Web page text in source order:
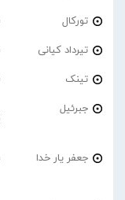
تورکال
تیرداد کیانی
تینک
جبرئیل
جعفر یار خدا